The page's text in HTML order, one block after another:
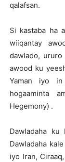
qalafsan.
Si kastaba ha
wiiqantay
dawlado,
awood ku
Yaman iyo
hogaaminta
Hegemony) .
Dawladaha ku
Dawladaha
iyo Iran,